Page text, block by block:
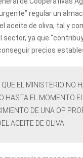
regular un
aceite de oliva, tal y
sector, ya que
precios
EL MINISTERIO NO
HASTA EL MOMENTO EL
DE UNA OP
ACEITE DE OLIVA